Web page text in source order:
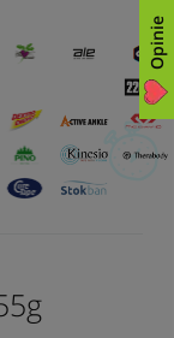
Opinie